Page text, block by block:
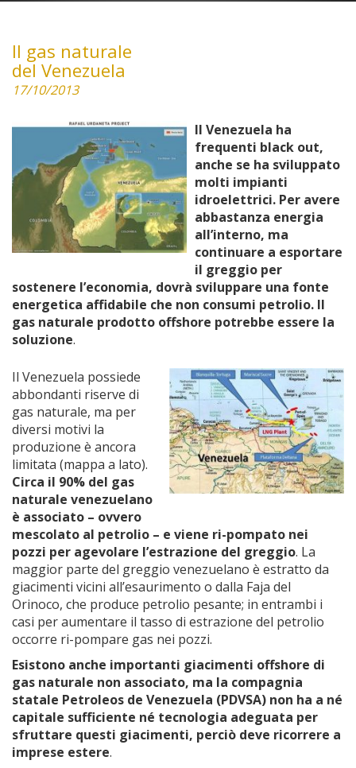
Il gas naturale
del Venezuela
17/10/2013
Il Venezuela ha
frequenti black out,
anche se ha sviluppato
molti impianti
idroelettrici. Per avere
abbastanza energia
all’interno, ma
continuare a esportare
il greggio per
sostenere l’economia, dovrà sviluppare una fonte
energetica affidabile che non consumi petrolio. Il
gas naturale prodotto offshore potrebbe essere la
soluzione.
Il Venezuela possiede
abbondanti riserve di
gas naturale, ma per
diversi motivi la
produzione è ancora
limitata (mappa a lato).
Circa il 90% del gas
naturale venezuelano
è associato – ovvero
mescolato al petrolio – e viene ri-pompato nei
pozzi per agevolare l’estrazione del greggio. La
maggior parte del greggio venezuelano è estratto da
giacimenti vicini all’esaurimento o dalla Faja del
Orinoco, che produce petrolio pesante; in entrambi i
casi per aumentare il tasso di estrazione del petrolio
occorre ri-pompare gas nei pozzi.
Esistono anche importanti giacimenti offshore di
gas naturale non associato, ma la compagnia
statale Petroleos de Venezuela (PDVSA) non ha a né
capitale sufficiente né tecnologia adeguata per
sfruttare questi giacimenti, perciò deve ricorrere a
imprese estere.